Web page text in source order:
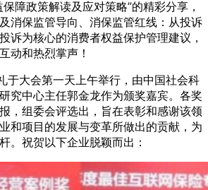
障政策解读及应对策略”的精彩分享，
消保监管导向、消保监管红线：从投诉
诉为核心的消费者权益保护管理建议，
动和热烈掌声！
于大会第一天上午举行，由中国社会科
究中心主任郭金龙作为颁奖嘉宾。各奖
，组委会评选出，旨在表彰和感谢该领
和项目的发展与变革所做出的贡献，为
。祝贺以下企业脱颖而出：